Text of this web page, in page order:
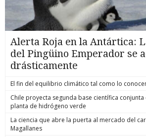
Alerta Roja en la Antártica:
del Pingüino Emperador se
drásticamente
El fin del equilibrio climático tal como lo
Chile proyecta segunda base científica
planta de hidrógeno verde
La ciencia que abre la puerta al mercado del
Magallanes